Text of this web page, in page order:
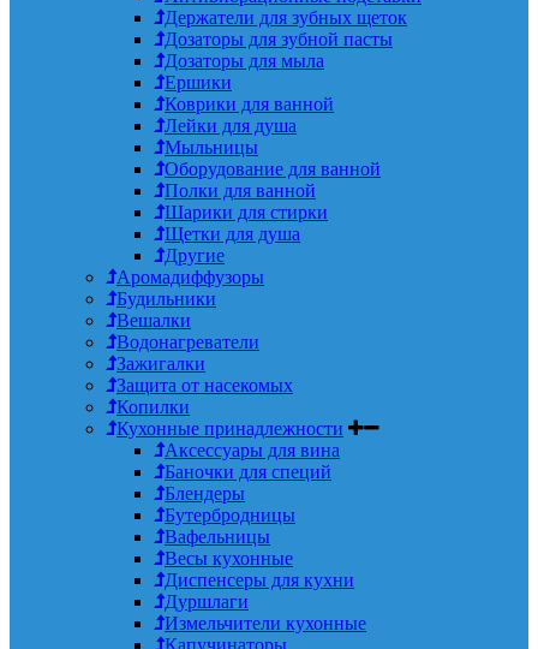
Держатели для зубных щеток
Дозаторы для зубной пасты
Дозаторы для мыла
Ершики
Коврики для ванной
Лейки для душа
Мыльницы
Оборудование для ванной
Полки для ванной
Шарики для стирки
Щетки для душа
Другие
Аромадиффузоры
Будильники
Вешалки
Водонагреватели
Зажигалки
Защита от насекомых
Копилки
Кухонные принадлежности
Аксессуары для вина
Баночки для специй
Блендеры
Бутербродницы
Вафельницы
Весы кухонные
Диспенсеры для кухни
Дуршлаги
Измельчители кухонные
Капучинаторы